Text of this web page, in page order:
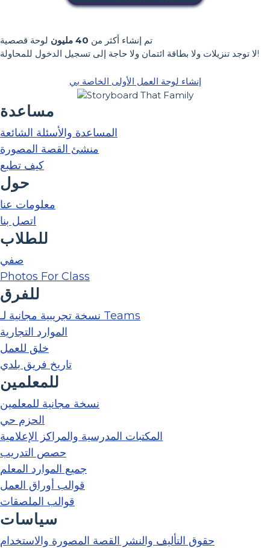
تم إنشاء أكثر من 40 مليون
لوحة قصصية
لا توجد تنزيلات ولا بطاقة ائتمان ولا حاجة إلى تسجيل الدخول للمحاولة!
إنشاء لوحة العمل الأولى الخاصة بي
مساعدة
المساعدة والأسئلة الشائعة
منشئ القصة المصورة
كيف تطبع
حول
معلومات عنا
اتصل بنا
للطلاب
صفي
Photos For Class
للفرق
نسخة تجريبية مجانية لـ Teams
الموارد التجارية
خلق للعمل
تاريخ فريق بلدي
للمعلمين
نسخة مجانية للمعلمين
الحزم حي
المكتبات المدرسية والمراكز الإعلامية
حصص التدريب
جميع الموارد المعلم
قوالب أوراق العمل
قوالب الملصقات
سياسات
حقوق التأليف والنشر القصة المصورة والاستخدام